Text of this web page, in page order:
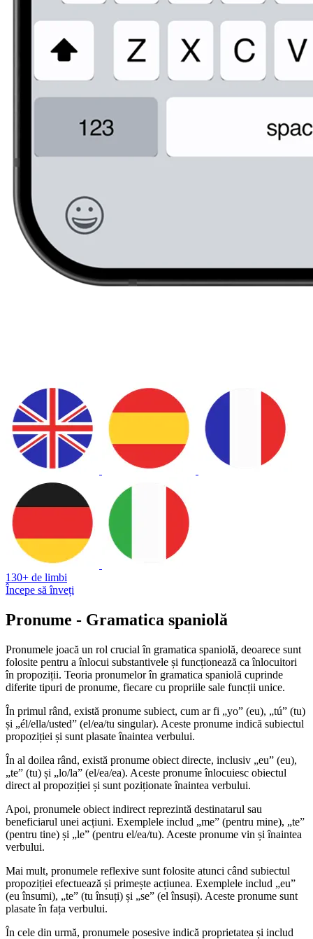
130+ de limbi
Începe să înveți
Pronume - Gramatica spaniolă
Pronumele joacă un rol crucial în gramatica spaniolă, deoarece sunt
folosite pentru a înlocui substantivele și funcționează ca înlocuitori
în propoziții. Teoria pronumelor în gramatica spaniolă cuprinde
diferite tipuri de pronume, fiecare cu propriile sale funcții unice.
În primul rând, există pronume subiect, cum ar fi „yo” (eu), „tú” (tu)
și „él/ella/usted” (el/ea/tu singular). Aceste pronume indică subiectul
propoziției și sunt plasate înaintea verbului.
În al doilea rând, există pronume obiect directe, inclusiv „eu” (eu),
„te” (tu) și „lo/la” (el/ea/ea). Aceste pronume înlocuiesc obiectul
direct al propoziției și sunt poziționate înaintea verbului.
Apoi, pronumele obiect indirect reprezintă destinatarul sau
beneficiarul unei acțiuni. Exemplele includ „me” (pentru mine), „te”
(pentru tine) și „le” (pentru el/ea/tu). Aceste pronume vin și înaintea
verbului.
Mai mult, pronumele reflexive sunt folosite atunci când subiectul
propoziției efectuează și primește acțiunea. Exemplele includ „eu”
(eu însumi), „te” (tu însuți) și „se” (el însuși). Aceste pronume sunt
plasate în fața verbului.
În cele din urmă, pronumele posesive indică proprietatea și includ